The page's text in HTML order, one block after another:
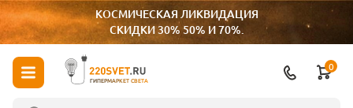
КОСМИЧЕСКАЯ ЛИКВИДАЦИЯ
СКИДКИ 30% 50% И 70%.
ГИПЕРМАРКЕТ СВЕТА
0